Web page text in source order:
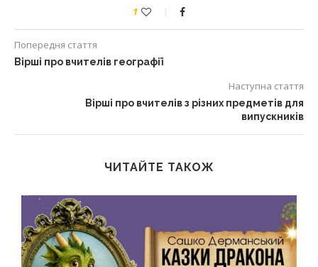
1
Попередня стаття
Вірші про вчителів географії
Наступна стаття
Вірші про вчителів з різних предметів для
випускників
ЧИТАЙТЕ ТАКОЖ